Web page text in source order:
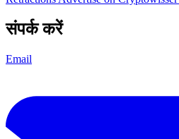
संपर्क करें
Email